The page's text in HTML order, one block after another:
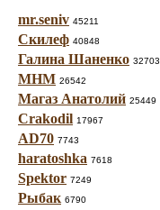
mr.seniv 45211
Скилеф 40848
Галина Шаненко 32703
МНМ 26542
Магаз Анатолий 25449
Crakodil 17967
AD70 7743
haratoshka 7618
Spektor 7249
Рыбак 6790